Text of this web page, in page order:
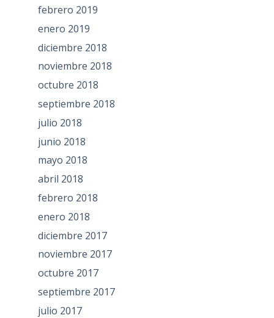
febrero 2019
enero 2019
diciembre 2018
noviembre 2018
octubre 2018
septiembre 2018
julio 2018
junio 2018
mayo 2018
abril 2018
febrero 2018
enero 2018
diciembre 2017
noviembre 2017
octubre 2017
septiembre 2017
julio 2017